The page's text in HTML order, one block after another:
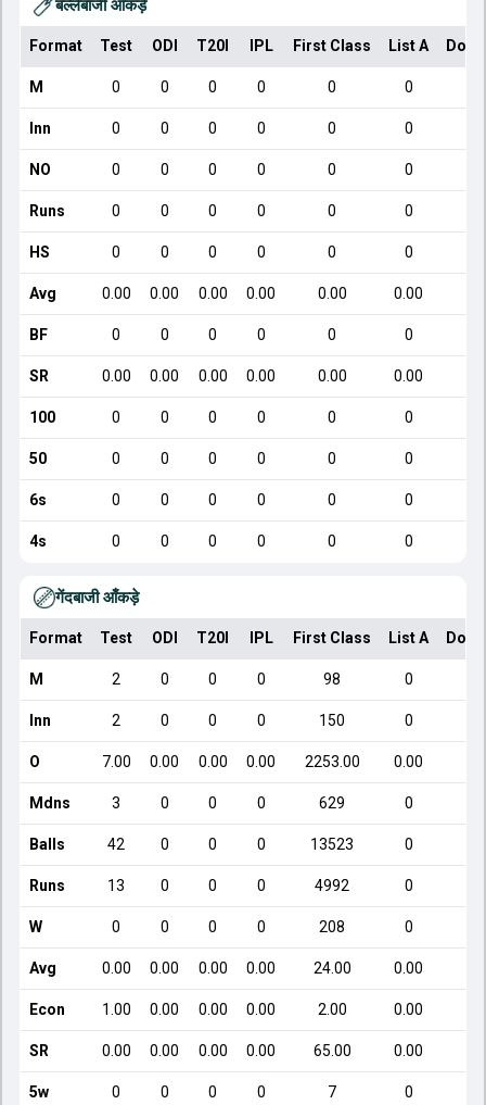
बल्लेबाजी आँकड़े
Format Test ODI T20I IPL First Class List A
M 0 0 0 0 0 0
Inn 0 0 0 0 0 0
NO 0 0 0 0 0 0
Runs 0 0 0 0 0 0
HS 0 0 0 0 0 0
Avg 0.00 0.00 0.00 0.00 0.00 0.00
BF 0 0 0 0 0 0
SR 0.00 0.00 0.00 0.00 0.00 0.00
100 0 0 0 0 0 0
50 0 0 0 0 0 0
6s 0 0 0 0 0 0
4s 0 0 0 0 0 0
गेंदबाजी आँकड़े
Format Test ODI T20I IPL First Class List A
M 2 0 0 0 98 0
Inn 2 0 0 0 150 0
O 7.00 0.00 0.00 0.00 2253.00 0.00
Mdns 3 0 0 0 629 0
Balls 42 0 0 0 13523 0
Runs 13 0 0 0 4992 0
W 0 0 0 0 208 0
Avg 0.00 0.00 0.00 0.00 24.00 0.00
Econ 1.00 0.00 0.00 0.00 2.00 0.00
SR 0.00 0.00 0.00 0.00 65.00 0.00
5w 0 0 0 0 7 0